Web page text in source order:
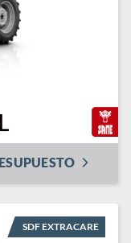
SDF EXTRACARE